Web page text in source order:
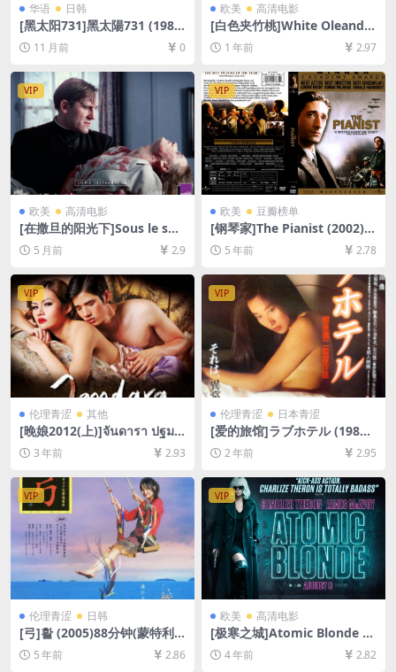
华语 日韩
[黑太阳731]黑太陽731 (1988)
[百度网盘+夸克网盘1080P超
清未删减资源][网盘在线播放/
下载][MP4/6.8GB][中文字幕]
11 月前 0
欧美 高清电影
[白色夹竹桃]White Oleander
(2002)[百度网盘+夸克网盘10
80P超清未删减资源][网盘在
线播放/下载][MP4/7.9GB][中
文字幕]
1 年前 2.97
VIP
欧美 高清电影
[在撒旦的阳光下]Sous le sol
eil de Satan (1987)[百度网盘
+夸克网盘1080P超清未删减
资源][网盘在线播放/下载][MP
4/6.4GB][中文字幕]
5 月前 2.9
VIP
欧美 豆瓣榜单
[钢琴家]The Pianist (2002)
[百度网盘+迅雷云盘资源1080
P超清未删减][MP4/9.7GB][中
英字幕]
5 年前 2.78
VIP
伦理青涩 其他
[晚娘2012(上)]จันดารา ปฐมบ
ท (2012)[百度网盘+迅雷云盘
资源1080P超清未删减][MP4/
3 年前 2.93
VIP
伦理青涩 日本青涩
[爱的旅馆]ラブホテル (1985)
[百度网盘+夸克网盘1080P超
清未删减资源][网盘资源下载]
平板无法在线播放，请使用电
脑下载防和谐压缩包（含解压
密码）】
2 年前 2.95
VIP
伦理青涩 日韩
[弓]활 (2005)88分钟(蒙特利
尔电影节版)[百度网盘+迅雷云
盘资源1080P超清][MP4/5.3G
5 年前 2.86
VIP
欧美 高清电影
[极寒之城]Atomic Blonde (2
017)[百度网盘+迅雷云盘资源
1080P超清未删减][MP4/7.5G
4 年前 2.82